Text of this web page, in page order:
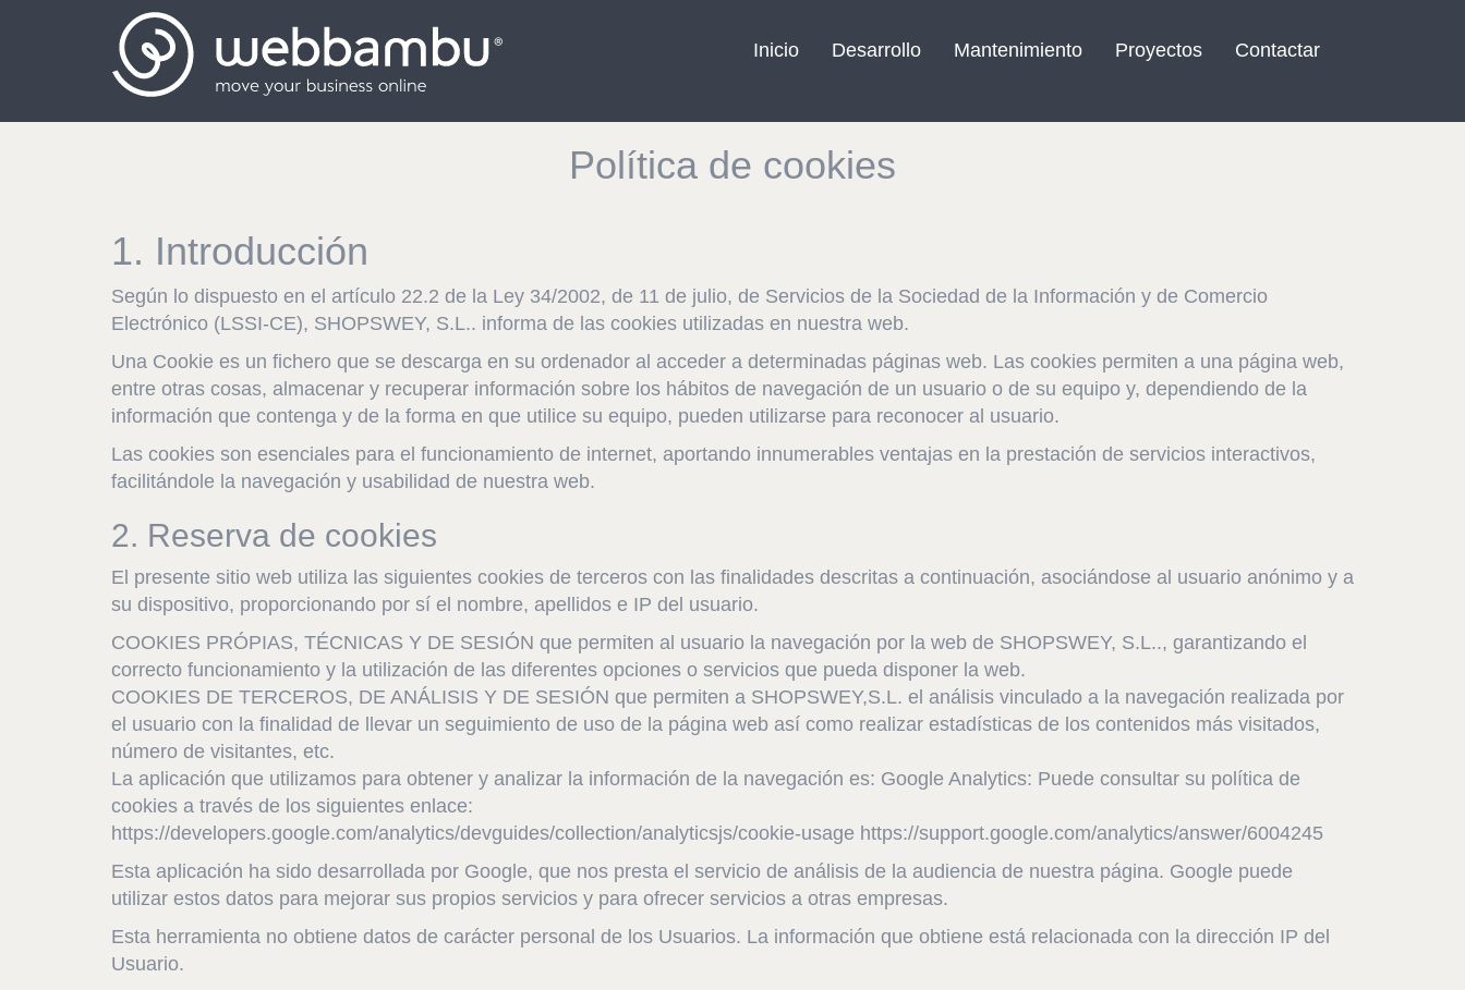
Inicio Desarrollo Mantenimiento Proyectos Contactar
Política de cookies
1. Introducción
Según lo dispuesto en el artículo 22.2 de la Ley 34/2002, de 11 de julio, de Servicios de la Sociedad de la Información y de Comercio
Electrónico (LSSI-CE), SHOPSWEY, S.L.. informa de las cookies utilizadas en nuestra web.
Una Cookie es un fichero que se descarga en su ordenador al acceder a determinadas páginas web. Las cookies permiten a una página web,
entre otras cosas, almacenar y recuperar información sobre los hábitos de navegación de un usuario o de su equipo y, dependiendo de la
información que contenga y de la forma en que utilice su equipo, pueden utilizarse para reconocer al usuario.
Las cookies son esenciales para el funcionamiento de internet, aportando innumerables ventajas en la prestación de servicios interactivos,
facilitándole la navegación y usabilidad de nuestra web.
2. Reserva de cookies
El presente sitio web utiliza las siguientes cookies de terceros con las finalidades descritas a continuación, asociándose al usuario anónimo y a
su dispositivo, proporcionando por sí el nombre, apellidos e IP del usuario.
COOKIES PRÓPIAS, TÉCNICAS Y DE SESIÓN que permiten al usuario la navegación por la web de SHOPSWEY, S.L.., garantizando el
correcto funcionamiento y la utilización de las diferentes opciones o servicios que pueda disponer la web.
COOKIES DE TERCEROS, DE ANÁLISIS Y DE SESIÓN que permiten a SHOPSWEY,S.L. el análisis vinculado a la navegación realizada por
el usuario con la finalidad de llevar un seguimiento de uso de la página web así como realizar estadísticas de los contenidos más visitados,
número de visitantes, etc.
La aplicación que utilizamos para obtener y analizar la información de la navegación es: Google Analytics: Puede consultar su política de
cookies a través de los siguientes enlace:
https://developers.google.com/analytics/devguides/collection/analyticsjs/cookie-usage https://support.google.com/analytics/answer/6004245
Esta aplicación ha sido desarrollada por Google, que nos presta el servicio de análisis de la audiencia de nuestra página. Google puede
utilizar estos datos para mejorar sus propios servicios y para ofrecer servicios a otras empresas.
Esta herramienta no obtiene datos de carácter personal de los Usuarios. La información que obtiene está relacionada con la dirección IP del
Usuario.